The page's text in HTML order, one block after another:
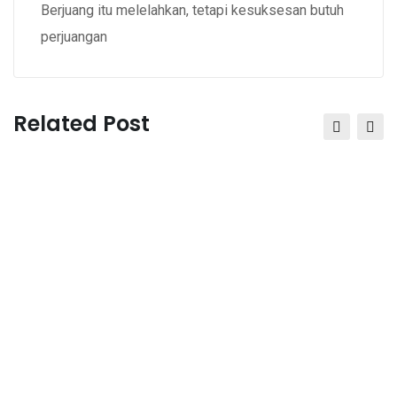
Berjuang itu melelahkan, tetapi kesuksesan butuh
perjuangan
Related Post